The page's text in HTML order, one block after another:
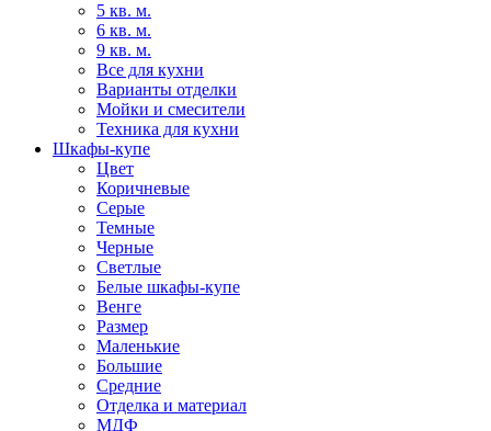
5 кв. м.
6 кв. м.
9 кв. м.
Все для кухни
Варианты отделки
Мойки и смесители
Техника для кухни
Шкафы-купе
Цвет
Коричневые
Серые
Темные
Черные
Светлые
Белые шкафы-купе
Венге
Размер
Маленькие
Большие
Средние
Отделка и материал
МДФ